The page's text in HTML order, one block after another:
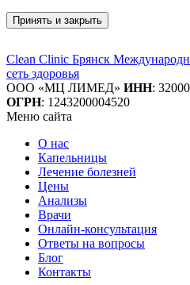
Принять и закрыть
Clean Clinic Брянск
сеть здоровья
ООО «МЦ ЛИМЕД» ИНН:
ОГРН: 1243200004520
Меню сайта
О нас
Капельницы
Лечение болезней
Цены
Анализы
Врачи
Онлайн-консультация
Ответы на вопросы
Блог
Контакты